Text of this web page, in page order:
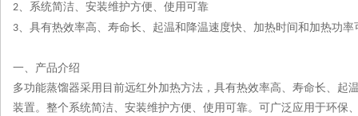
2、系统简洁、安装维护方便、使用可靠
3、具有热效率高、寿命长、起温和降温速度快、加热时间和加热功率
一、产品介绍
多功能蒸馏器采用目前远红外加热方法，具有热效率高、寿命长、
装置。整个系统简洁、安装维护方便、使用可靠。可广泛应用于环保